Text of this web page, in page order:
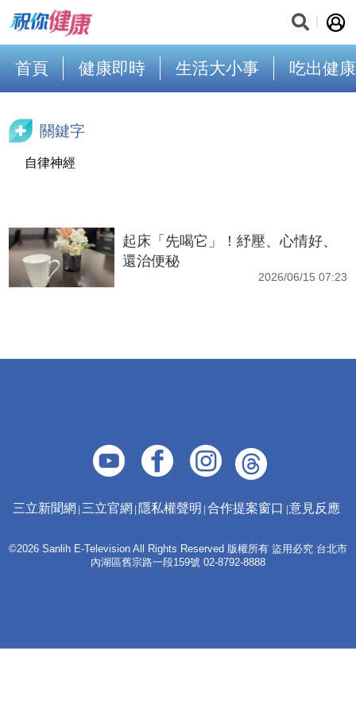
首頁 健康即時 生活大小事 吃出健康
關鍵字
自律神經
起床「先喝它」！紓壓、心情好、
還治便秘
2026/06/15 07:23
三立新聞網 三立官網 隱私權聲明 合作提案窗口 意見反應
©2026 Sanlih E-Television All Rights Reserved 版權所有 盜用必究 台北市
內湖區舊宗路一段159號 02-8792-8888